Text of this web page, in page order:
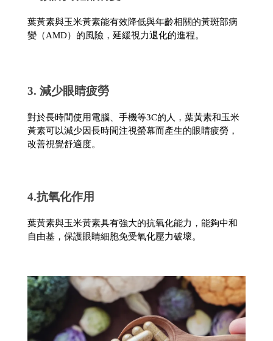
葉黃素與玉米黃素能有效降低與年齡相關的黃斑部病
變（AMD）的風險，延緩視力退化的進程。
3. 減少眼睛疲勞
對於長時間使用電腦、手機等3C的人，葉黃素和玉米
黃素可以減少因長時間注視螢幕而產生的眼睛疲勞，
改善視覺舒適度。
4.抗氧化作用
葉黃素與玉米黃素具有強大的抗氧化能力，能夠中和
自由基，保護眼睛細胞免受氧化壓力破壞。